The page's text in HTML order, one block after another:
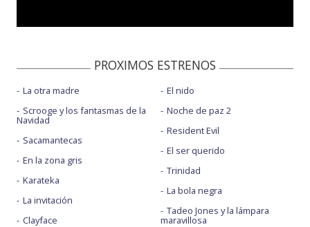
PROXIMOS ESTRENOS
La otra madre
Scrooge y los fantasmas de la
Navidad
Sacamantecas
En la zona gris
Karateka
La invitación
Clayface
El nido
Noche de paz 2
Resident Evil
El ser querido
Trinidad
La bola negra
Tadeo Jones y la lámpara
maravillosa